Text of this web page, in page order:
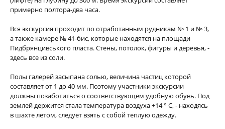
примерно полтора-два часа.
Вся экскурсия проходит по отработанным рудникам № 1 и № 3,
а также камере № 41-бис, которые находятся на площади
Пидбрянцивського пласта. Стены, потолок, фигуры и деревья, -
здесь все из соли.
Полы галерей засыпана солью, величина частиц которой
составляет от 1 до 40 мм. Поэтому участники экскурсии
должны позаботиться о соответствующем удобную обувь. Под
землей держится стала температура воздуха +14 ° С, - находясь
в шахте летом, следует взять с собой теплую одежду.